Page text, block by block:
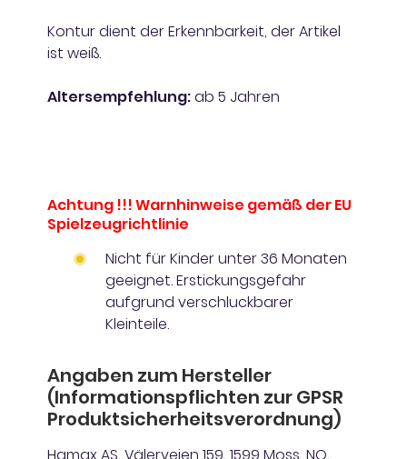
Kontur dient der Erkennbarkeit, der Artikel
ist weiß.
Altersempfehlung:ab 5 Jahren
Achtung !!! Warnhinweise gemäß der EU
Spielzeugrichtlinie
Nicht für Kinder unter 36 Monaten
geeignet. Erstickungsgefahr
aufgrund verschluckbarer
Kleinteile.
Angaben zum Hersteller
(Informationspflichten zur GPSR
Produktsicherheitsverordnung)